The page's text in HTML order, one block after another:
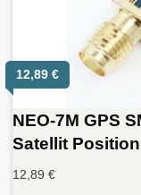
12,89 €
NEO-7M GPS
Satellit
12,89 €